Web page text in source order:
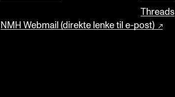
NMH Webmail (direkte lenke til e-post)
Threads